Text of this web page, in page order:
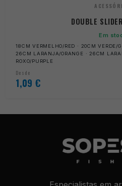
DOUBLE
Em
18CM VERMELHO/RED · 20CM VERDE/
26CM LARANJA/ORANGE · 26CM
ROXO/PURPLE
Desde
1,09 €